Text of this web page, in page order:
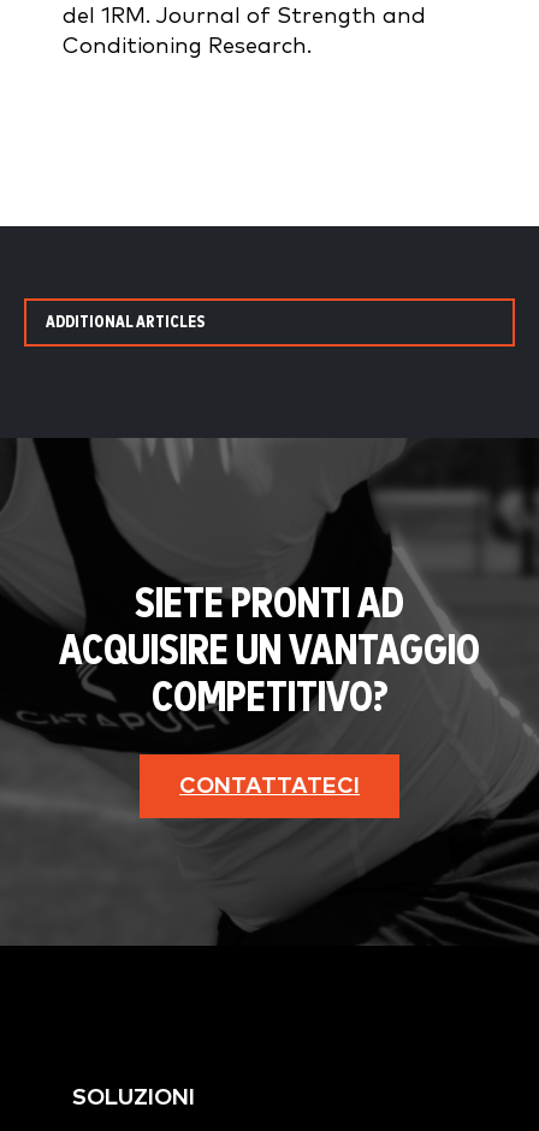
del 1RM. Journal of Strength and
Conditioning Research.
ADDITIONAL ARTICLES
SIETE PRONTI AD
ACQUISIRE UN VANTAGGIO
COMPETITIVO?
CONTATTATECI
SOLUZIONI